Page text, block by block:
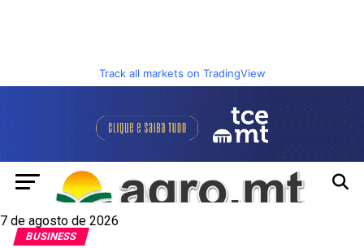
Track all markets on TradingView
7 de agosto de 2026
BUSINESS